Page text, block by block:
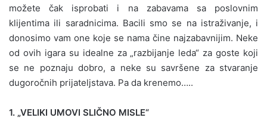
možete čak isprobati i na zabavama sa poslovnim
klijentima ili saradnicima. Bacili smo se na istraživanje, i
donosimo vam one koje se nama čine najzabavnijim. Neke
od ovih igara su idealne za „razbijanje leda“ za goste koji
se ne poznaju dobro, a neke su savršene za stvaranje
dugoročnih prijateljstava. Pa da krenemo…..
1. „VELIKI UMOVI SLIČNO MISLE“